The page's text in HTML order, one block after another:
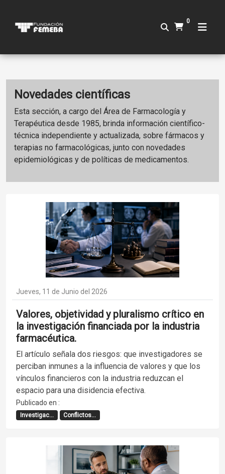
0
Novedades científicas
Esta sección, a cargo del Área de Farmacología y
Terapéutica desde 1985, brinda información científico-
técnica independiente y actualizada, sobre fármacos y
terapias no farmacológicas, junto con novedades
epidemiológicas y de políticas de medicamentos.
Jueves, 11 de Junio del 2026
Valores, objetividad y pluralismo crítico en
la investigación financiada por la industria
farmacéutica.
El artículo señala dos riesgos: que investigadores se
perciban inmunes a la influencia de valores y que los
vínculos financieros con la industria reduzcan el
espacio para una disidencia efectiva.
Publicado en :
Investigac... Conflictos...